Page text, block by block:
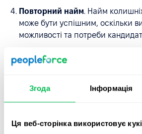
Згода Інформація
Ця веб-сторінка використовує кукі
Повторний найм. Найм
може бути успішним, оскільки
можливості та потреби
Підвищення та переводи
.
способів виростити успішних
розвиватися всередині компанії.
умовами найму та бюджетом.